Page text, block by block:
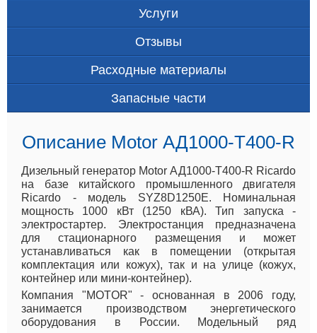
Услуги
Отзывы
Расходные материалы
Запасные части
Описание Motor АД1000-Т400-R
Дизельный генератор Motor АД1000-Т400-R Ricardo
на базе китайского промышленного двигателя
Ricardo - модель SYZ8D1250E. Номинальная
мощность 1000 кВт (1250 кВА). Тип запуска -
электростартер. Электростанция предназначена
для стационарного размещения и может
устанавливаться как в помещении (открытая
комплектация или кожух), так и на улице (кожух,
контейнер или мини-контейнер).
Компания "MOTOR" - основанная в 2006 году,
занимается производством энергетического
оборудования в России. Модельный ряд